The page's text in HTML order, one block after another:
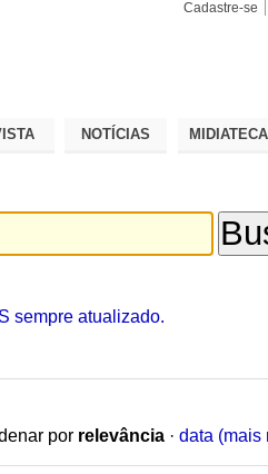
Cadastre-se
NOTÍCIAS MIDIATECA
sempre atualizado.
por relevância · data (mais